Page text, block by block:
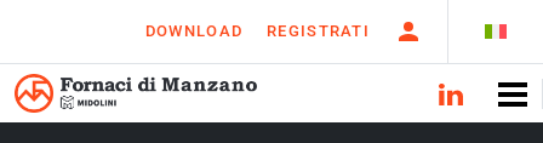
DOWNLOAD REGISTRATI